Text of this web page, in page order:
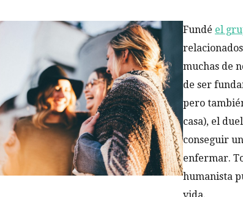
Fundé el
muchas de
de ser
pero
casa), el
conseguir
enfermar.
humanista